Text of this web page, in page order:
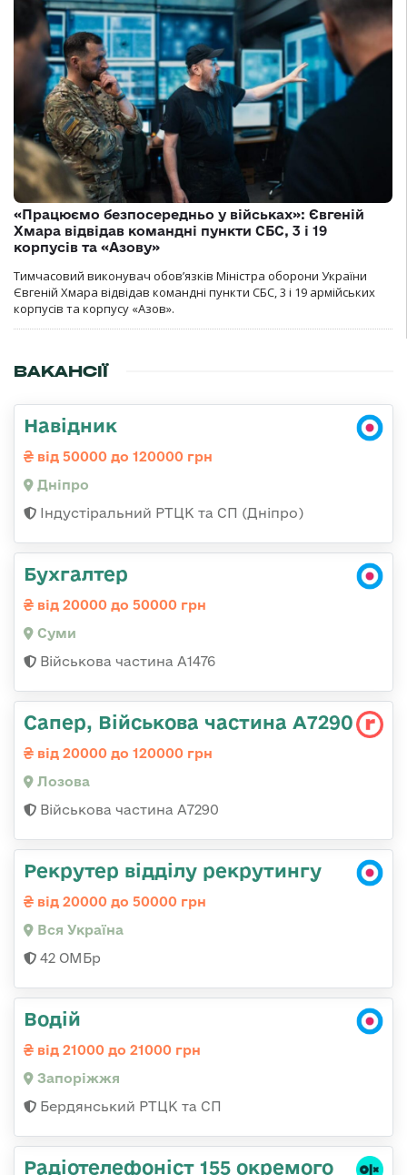
«Працюємо безпосередньо у військах»: Євгеній
Хмара відвідав командні пункти СБС, 3 і 19
корпусів та «Азову»
Тимчасовий виконувач обов’язків Міністра оборони України
Євгеній Хмара відвідав командні пункти СБС, 3 і 19 армійських
корпусів та корпусу «Азов».
ВАКАНСІЇ
Навідник
від 50000 до 120000 грн
Дніпро
Індустіральний РТЦК та СП (Дніпро)
Бухгалтер
від 20000 до 50000 грн
Суми
Військова частина А1476
Сапер, Військова частина А7290
від 20000 до 120000 грн
Лозова
Військова частина А7290
Рекрутер відділу рекрутингу
від 20000 до 50000 грн
Вся Україна
42 ОМБр
Водій
від 21000 до 21000 грн
Запоріжжя
Бердянський РТЦК та СП
Радіотелефоніст 155 окремого